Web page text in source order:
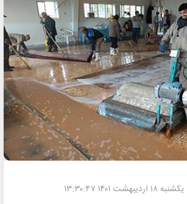
یکشنبه ۱۸ اردیبهشت ۱۴۰۱ ۱۳:۳۰:۴۷